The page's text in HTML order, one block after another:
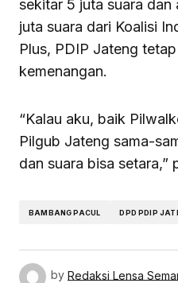
sekitar 5 juta suara dan
juta suara dari Koalisi
Plus, PDIP Jateng
kemenangan.
“Kalau aku, baik
Pilgub Jateng sama-
dan suara bisa setara,”
BAMBANG PACUL DPD PDIP
by Redaksi Lensa